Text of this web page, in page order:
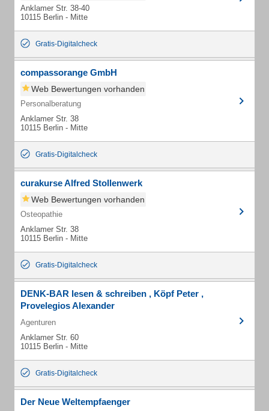
Anklamer Str. 38-40
10115 Berlin - Mitte
Gratis-Digitalcheck
compassorange GmbH
Web Bewertungen vorhanden
Personalberatung
Anklamer Str. 38
10115 Berlin - Mitte
Gratis-Digitalcheck
curakurse Alfred Stollenwerk
Web Bewertungen vorhanden
Osteopathie
Anklamer Str. 38
10115 Berlin - Mitte
Gratis-Digitalcheck
DENK-BAR lesen & schreiben , Köpf Peter ,
Provelegios Alexander
Agenturen
Anklamer Str. 60
10115 Berlin - Mitte
Gratis-Digitalcheck
Der Neue Weltempfaenger